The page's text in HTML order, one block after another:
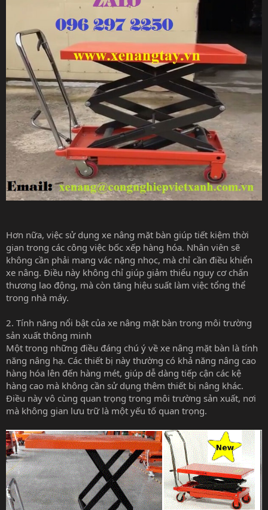
Hơn nữa, việc sử dụng xe nâng mặt bàn giúp tiết kiệm thời
gian trong các công việc bốc xếp hàng hóa. Nhân viên sẽ
không cần phải mang vác nặng nhọc, mà chỉ cần điều khiển
xe nâng. Điều này không chỉ giúp giảm thiểu nguy cơ chấn
thương lao động, mà còn tăng hiệu suất làm việc tổng thể
trong nhà máy.
2. Tính năng nổi bật của xe nâng mặt bàn trong môi trường
sản xuất thông minh
Một trong những điều đáng chú ý về xe nâng mặt bàn là tính
năng nâng hạ. Các thiết bị này thường có khả năng nâng cao
hàng hóa lên đến hàng mét, giúp dễ dàng tiếp cận các kệ
hàng cao mà không cần sử dụng thêm thiết bị nâng khác.
Điều này vô cùng quan trọng trong môi trường sản xuất, nơi
mà không gian lưu trữ là một yếu tố quan trọng.